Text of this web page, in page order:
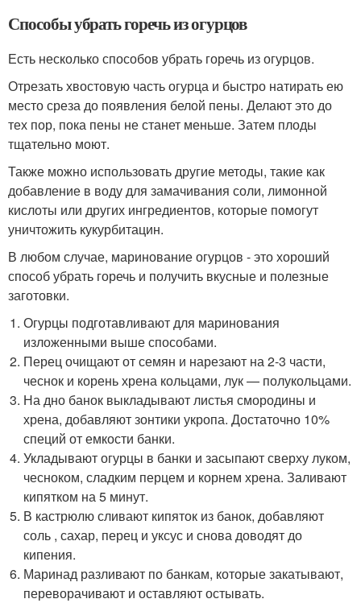
Способы убрать горечь из огурцов
Есть несколько способов убрать горечь из огурцов.
Отрезать хвостовую часть огурца и быстро натирать ею
место среза до появления белой пены. Делают это до
тех пор, пока пены не станет меньше. Затем плоды
тщательно моют.
Также можно использовать другие методы, такие как
добавление в воду для замачивания соли, лимонной
кислоты или других ингредиентов, которые помогут
уничтожить кукурбитацин.
В любом случае, маринование огурцов - это хороший
способ убрать горечь и получить вкусные и полезные
заготовки.
Огурцы подготавливают для маринования
изложенными выше способами.
Перец очищают от семян и нарезают на 2-3 части,
чеснок и корень хрена кольцами, лук — полукольцами.
На дно банок выкладывают листья смородины и
хрена, добавляют зонтики укропа. Достаточно 10%
специй от емкости банки.
Укладывают огурцы в банки и засыпают сверху луком,
чесноком, сладким перцем и корнем хрена. Заливают
кипятком на 5 минут.
В кастрюлю сливают кипяток из банок, добавляют
соль , сахар, перец и уксус и снова доводят до
кипения.
Маринад разливают по банкам, которые закатывают,
переворачивают и оставляют остывать.